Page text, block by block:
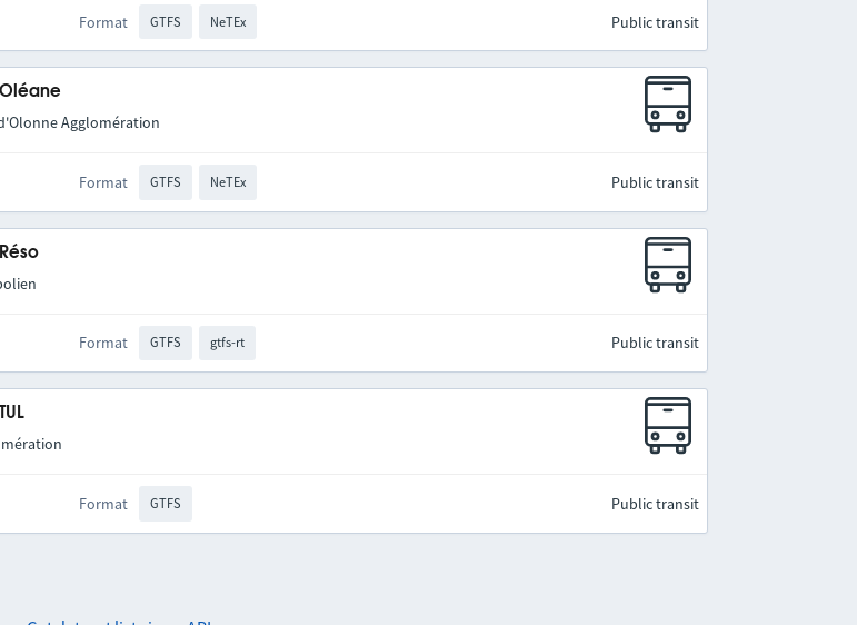
Format GTFS NeTEx Public transit
Agglomération
Format GTFS NeTEx Public transit
Format GTFS gtfs-rt Public transit
Format GTFS Public transit